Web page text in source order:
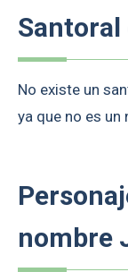
Santoral
No existe un
ya que no es un
nombre